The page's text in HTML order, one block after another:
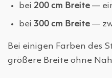
bei 200 cm Breite —
bei 300 cm Breite —
Bei einigen Farben des
größere Breite ohne